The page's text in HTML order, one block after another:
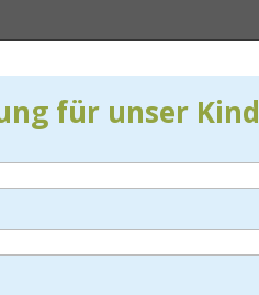
für unser Kind